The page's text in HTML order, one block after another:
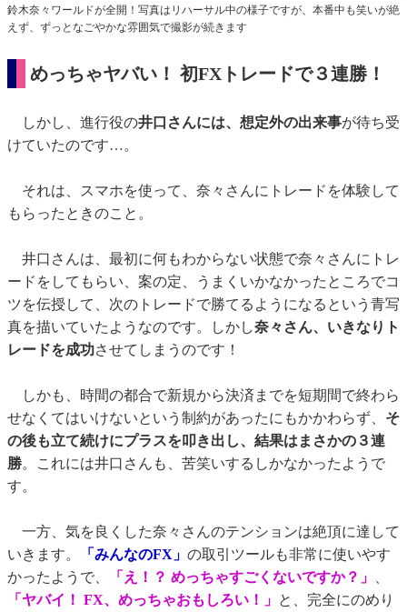
鈴木奈々ワールドが全開！写真はリハーサル中の様子ですが、本番中も笑いが絶
えず、ずっとなごやかな雰囲気で撮影が続きます
めっちゃヤバい！ 初FXトレードで３連勝！
しかし、進行役の井口さんには、想定外の出来事が待ち受
けていたのです…。
それは、スマホを使って、奈々さんにトレードを体験して
もらったときのこと。
井口さんは、最初に何もわからない状態で奈々さんにトレ
ードをしてもらい、案の定、うまくいかなかったところでコ
ツを伝授して、次のトレードで勝てるようになるという青写
真を描いていたようなのです。しかし奈々さん、いきなりト
レードを成功させてしまうのです！
しかも、時間の都合で新規から決済までを短期間で終わら
せなくてはいけないという制約があったにもかかわらず、 そ
の後も立て続けにプラスを叩き出し、結果はまさかの３連
勝。これには井口さんも、苦笑いするしかなかったようで
す。
一方、気を良くした奈々さんのテンションは絶頂に達して
いきます。
「みんなのFX」 の取引ツールも非常に使いやす
かったようで、
「え！？ めっちゃすごくないですか？」
「ヤバイ！ FX、めっちゃおもしろい！」 と、完全にのめり